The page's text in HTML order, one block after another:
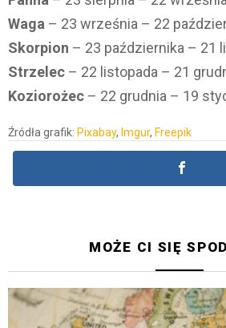
Waga – 23 września – 22
Skorpion – 23 października – 21
Strzelec – 22 listopada – 21
Koziorożec – 22 grudnia – 19
Źródła grafik: Pixabay, Imgur, Freepik
MOŻE CI SIĘ